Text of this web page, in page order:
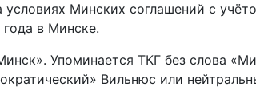
Минских соглашений с
в Минске.
Упоминается ТКГ без слова
Вильнюс или